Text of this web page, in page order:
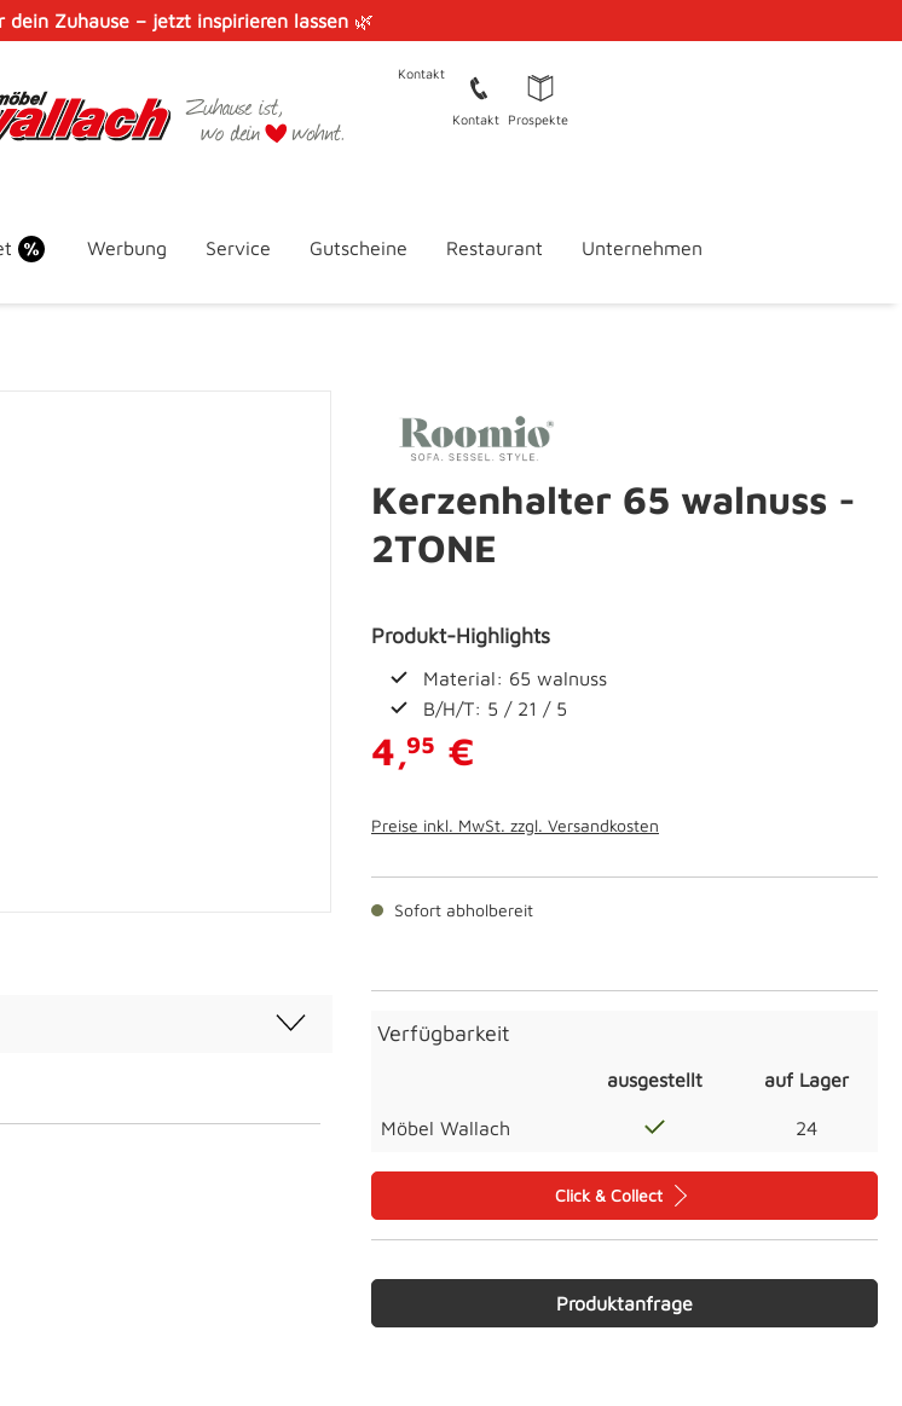
dein Zuhause – jetzt inspirieren lassen 🌿
Kontakt
Kontakt Prospekte
Werbung Service Gutscheine Restaurant Unternehmen
Kerzenhalter 65 walnuss -
2TONE
Produkt-Highlights
Material: 65 walnuss
B/H/T: 5 / 21 / 5
4,95 €
Preise inkl. MwSt. zzgl. Versandkosten
Sofort abholbereit
Verfügbarkeit
ausgestellt auf Lager
Möbel Wallach 24
Click & Collect
Produktanfrage